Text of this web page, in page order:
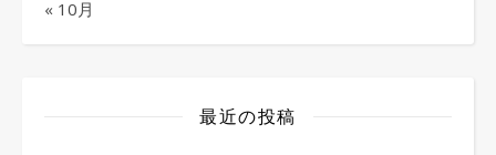
« 10月
最近の投稿